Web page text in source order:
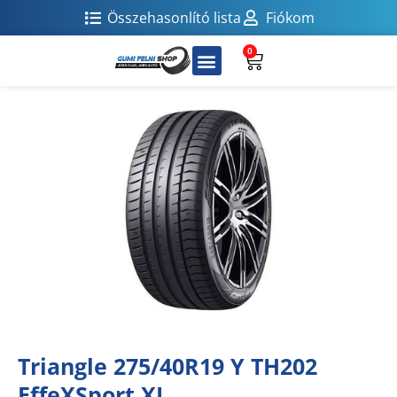
Összehasonlító lista Fiókom
0
Triangle 275/40R19 Y TH202